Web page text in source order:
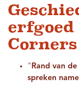
erfgoed
Corners
" Rand van
spreken